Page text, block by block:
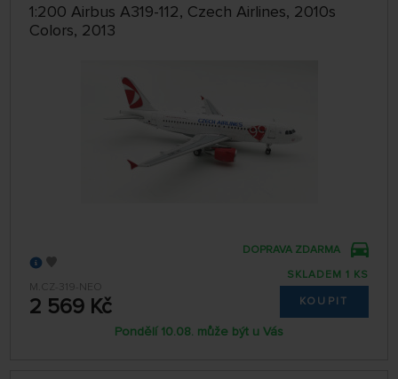
1:200 Airbus A319-112, Czech Airlines, 2010s
Colors, 2013
M.CZ-319-NEO
2 569 Kč
DOPRAVA ZDARMA
SKLADEM 1 KS
KOUPIT
Pondělí 10.08. může být u Vás